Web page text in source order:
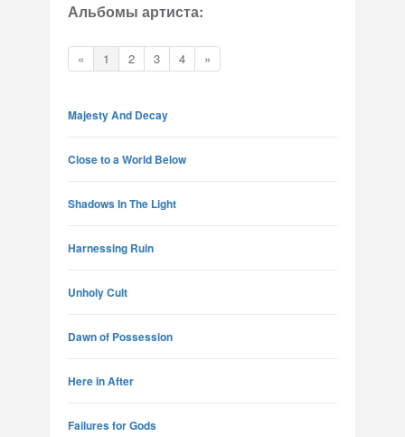
Альбомы артиста:
« 1 2 3 4 »
Majesty And Decay
Close to a World Below
Shadows In The Light
Harnessing Ruin
Unholy Cult
Dawn of Possession
Here in After
Failures for Gods